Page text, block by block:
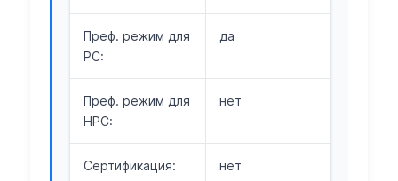
Преф. режим для
РС:
да
Преф. режим для
НРС:
нет
Сертификация: нет